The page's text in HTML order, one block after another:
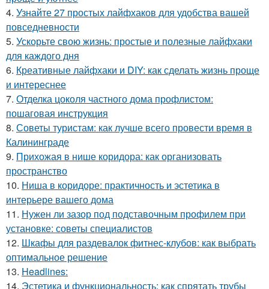
4. Узнайте 27 простых лайфхаков для удобства вашей
повседневности
5. Ускорьте свою жизнь: простые и полезные лайфхаки
для каждого дня
6. Креативные лайфхаки и DIY: как сделать жизнь проще
и интереснее
7. Отделка цоколя частного дома профлистом:
пошаговая инструкция
8. Советы туристам: как лучше всего провести время в
Калининграде
9. Прихожая в нише коридора: как организовать
пространство
10. Ниша в коридоре: практичность и эстетика в
интерьере вашего дома
11. Нужен ли зазор под подставочным профилем при
установке: советы специалистов
12. Шкафы для раздевалок фитнес-клубов: как выбрать
оптимальное решение
13. Headlines:
14. Эстетика и функциональность: как спрятать трубы